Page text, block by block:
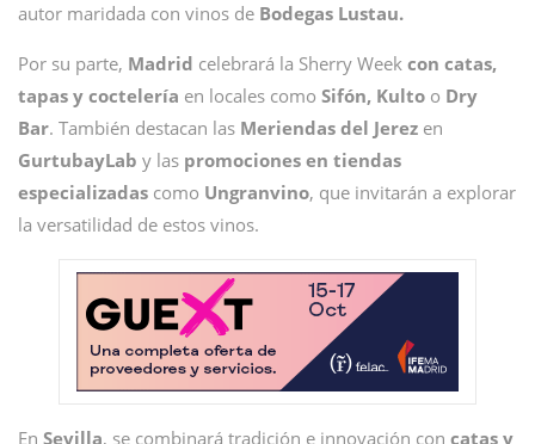
autor maridada con vinos de Bodegas Lustau.
Por su parte, Madrid celebrará la Sherry Week con catas,
tapas y coctelería en locales como Sifón, Kulto o Dry
Bar. También destacan las Meriendas del Jerez en
GurtubayLab y las promociones en tiendas
especializadas como Ungranvino, que invitarán a explorar
la versatilidad de estos vinos.
En Sevilla, se combinará tradición e innovación con catas y